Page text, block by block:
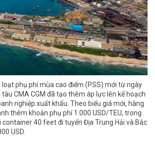
loạt phụ phí mùa cao điểm (PSS) mới từ ngày
CMA CGM đã tạo thêm áp lực lên kế hoạch
nghiệp xuất khẩu. Theo biểu giá mới, hàng
thêm khoản phụ phí 1.000 USD/TEU, trong
40 feet đi tuyến Địa Trung Hải và Bắc
USD.